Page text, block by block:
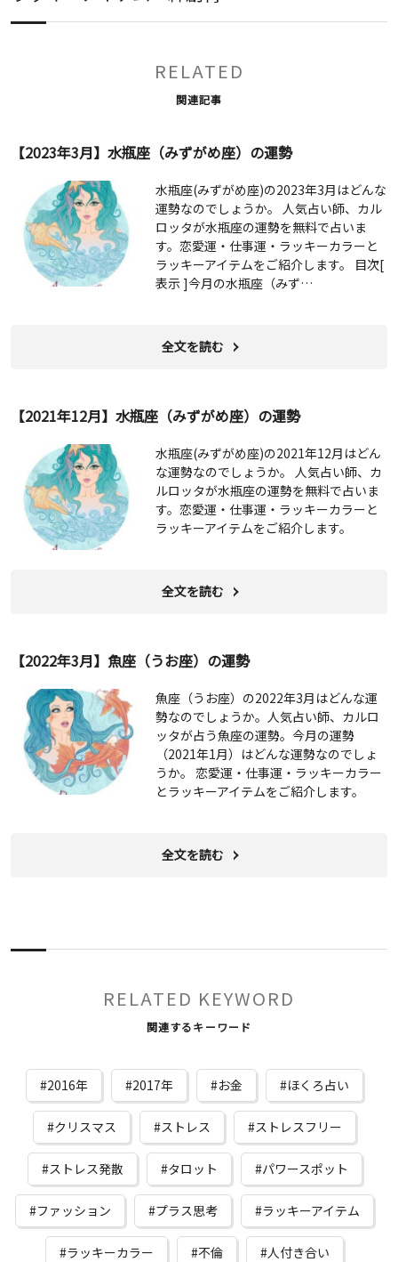
RELATED
関連記事
【2023年3月】水瓶座（みずがめ座）の運勢
水瓶座(みずがめ座)の2023年3月はどんな
運勢なのでしょうか。 人気占い師、カル
ロッタが水瓶座の運勢を無料で占いま
す。恋愛運・仕事運・ラッキーカラーと
ラッキーアイテムをご紹介します。 目次[
表示 ]今月の水瓶座（みず…
全文を読む
【2021年12月】水瓶座（みずがめ座）の運勢
水瓶座(みずがめ座)の2021年12月はどん
な運勢なのでしょうか。 人気占い師、カ
ルロッタが水瓶座の運勢を無料で占いま
す。恋愛運・仕事運・ラッキーカラーと
ラッキーアイテムをご紹介します。
全文を読む
【2022年3月】魚座（うお座）の運勢
魚座（うお座）の2022年3月はどんな運
勢なのでしょうか。人気占い師、カルロ
ッタが占う魚座の運勢。今月の運勢
（2021年1月）はどんな運勢なのでしょ
うか。 恋愛運・仕事運・ラッキーカラー
とラッキーアイテムをご紹介します。
全文を読む
RELATED KEYWORD
関連するキーワード
2016年 2017年 お金 ほくろ占い
クリスマス ストレス ストレスフリー
ストレス発散 タロット パワースポット
ファッション プラス思考 ラッキーアイテム
ラッキーカラー 不倫 人付き合い